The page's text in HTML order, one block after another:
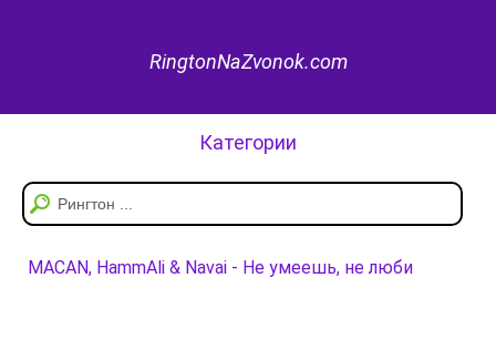
RingtonNaZvonok.com
Категории
MACAN, HammAli & Navai - Не умеешь, не люби